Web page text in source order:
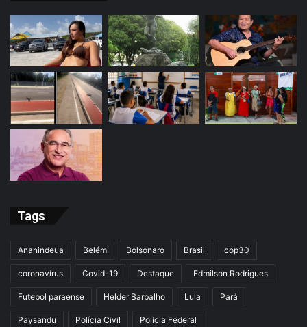
Tags
Ananindeua Belém Bolsonaro Brasil cop30
coronavírus Covid-19 Destaque Edmilson Rodrigues
Futebol paraense Helder Barbalho Lula Pará
Paysandu Polícia Civil Polícia Federal